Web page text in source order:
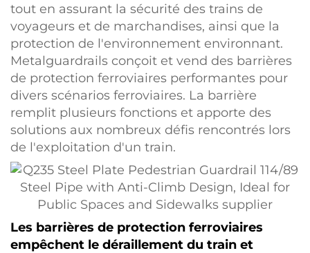
tout en assurant la sécurité des trains de
voyageurs et de marchandises, ainsi que la
protection de l'environnement environnant.
Metalguardrails conçoit et vend des barrières
de protection ferroviaires performantes pour
divers scénarios ferroviaires. La barrière
remplit plusieurs fonctions et apporte des
solutions aux nombreux défis rencontrés lors
de l'exploitation d'un train.
Les barrières de protection ferroviaires
empêchent le déraillement du train et